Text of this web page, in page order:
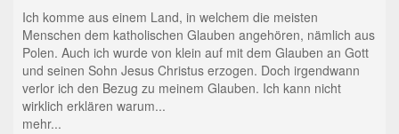
Ich komme aus einem Land, in welchem die meisten
Menschen dem katholischen Glauben angehören, nämlich aus
Polen. Auch ich wurde von klein auf mit dem Glauben an Gott
und seinen Sohn Jesus Christus erzogen. Doch irgendwann
verlor ich den Bezug zu meinem Glauben. Ich kann nicht
wirklich erklären warum...
mehr...